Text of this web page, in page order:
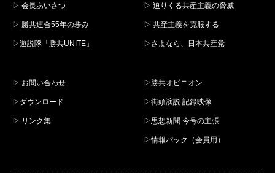
▷ 会長あいさつ
▷ 勝共連合55年の歩み
▷遊説隊「勝共UNITE」
▷ 迫りくる共産主義の脅威
▷ 共産主義を克服する
▷さよなら、日本共産党
▷ お問い合わせ
▷ダウンロード
▷ リンク集
▷勝共オピニオン
▷街頭演説 記録映像
▷思想新聞 今号の主張
▷情報パック（会員用）